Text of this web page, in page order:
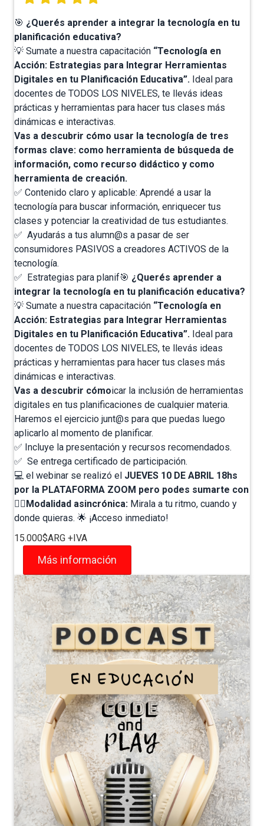
🎯 ¿Querés aprender a integrar la tecnología en tu
planificación educativa?
💡 Sumate a nuestra capacitación “Tecnología en
Acción: Estrategias para Integrar Herramientas
Digitales en tu Planificación Educativa”. Ideal para
docentes de TODOS LOS NIVELES, te llevás ideas
prácticas y herramientas para hacer tus clases más
dinámicas e interactivas.
Vas a descubrir cómo usar la tecnología de tres
formas clave: como herramienta de búsqueda de
información, como recurso didáctico y como
herramienta de creación.
✅ Contenido claro y aplicable: Aprendé a usar la
tecnología para buscar información, enriquecer tus
clases y potenciar la creatividad de tus estudiantes.
✅ Ayudarás a tus alumn@s a pasar de ser
consumidores PASIVOS a creadores ACTIVOS de la
tecnología.
✅ Estrategias para planif🎯 ¿Querés aprender a
integrar la tecnología en tu planificación educativa?
💡 Sumate a nuestra capacitación “Tecnología en
Acción: Estrategias para Integrar Herramientas
Digitales en tu Planificación Educativa”. Ideal para
docentes de TODOS LOS NIVELES, te llevás ideas
prácticas y herramientas para hacer tus clases más
dinámicas e interactivas.
Vas a descubrir cómoicar la inclusión de herramientas
digitales en tus planificaciones de cualquier materia.
Haremos el ejercicio junt@s para que puedas luego
aplicarlo al momento de planificar.
✅ Incluye la presentación y recursos recomendados.
✅ Se entrega certificado de participación.
⁣💻 el webinar se realizó el JUEVES 10 DE ABRIL 18hs
por la PLATAFORMA ZOOM pero podes sumarte con
👇🏼Modalidad asincrónica: Mirala a tu ritmo, cuando y
donde quieras. 🌟 ¡Acceso inmediato!
15.000$ARG +IVA
Más información